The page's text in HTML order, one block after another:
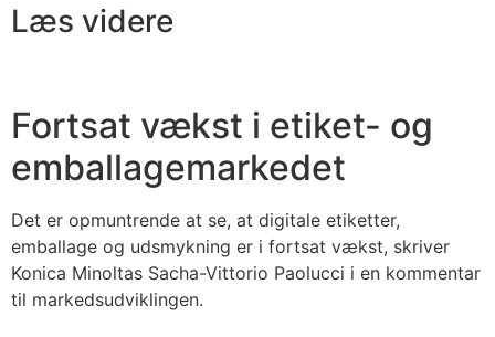
Læs videre
Fortsat vækst i etiket- og
emballagemarkedet
Det er opmuntrende at se, at digitale etiketter,
emballage og udsmykning er i fortsat vækst, skriver
Konica Minoltas Sacha-Vittorio Paolucci i en kommentar
til markedsudviklingen.